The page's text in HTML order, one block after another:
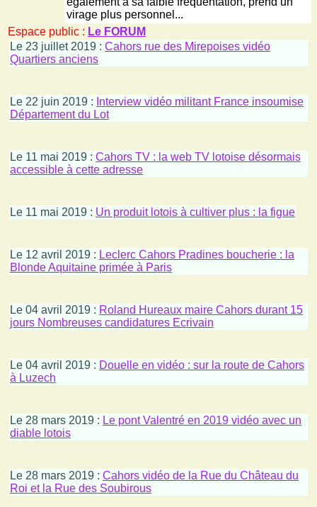
virage plus personnel...
Espace public : Le FORUM
Le 23 juillet 2019 : Cahors rue des Mirepoises vidéo
Quartiers anciens
Le 22 juin 2019 : Interview vidéo militant France insoumise
Département du Lot
Le 11 mai 2019 : Cahors TV : la web TV lotoise désormais
accessible à cette adresse
Le 11 mai 2019 : Un produit lotois à cultiver plus : la figue
Le 12 avril 2019 : Leclerc Cahors Pradines boucherie : la
Blonde Aquitaine primée à Paris
Le 04 avril 2019 : Roland Hureaux maire Cahors durant 15
jours Nombreuses candidatures Ecrivain
Le 04 avril 2019 : Douelle en vidéo : sur la route de Cahors
à Luzech
Le 28 mars 2019 : Le pont Valentré en 2019 vidéo avec un
diable lotois
Le 28 mars 2019 : Cahors vidéo de la Rue du Château du
Roi et la Rue des Soubirous